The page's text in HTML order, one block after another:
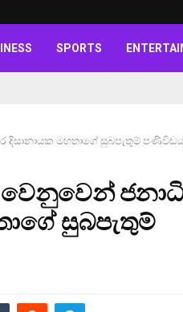
SPORTS
දිසානායක මහතාගේ සුබපැතුම්
වෙනුවෙන්
සුබපැතුම්